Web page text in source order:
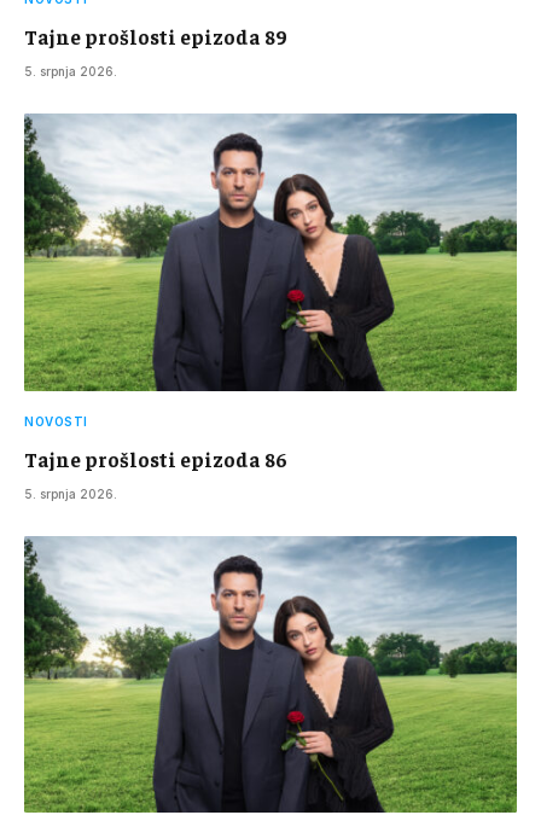
Tajne prošlosti epizoda 89
5. srpnja 2026.
NOVOSTI
Tajne prošlosti epizoda 86
5. srpnja 2026.